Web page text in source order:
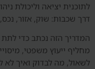
לתוכנית יציאה וליכולת
דרך שכבות: שוק, אזור, נכס,
המדריך הזה נכתב כדי
מחליף ייעוץ משפטי,
לשאול, מה לבדוק ואיך לא